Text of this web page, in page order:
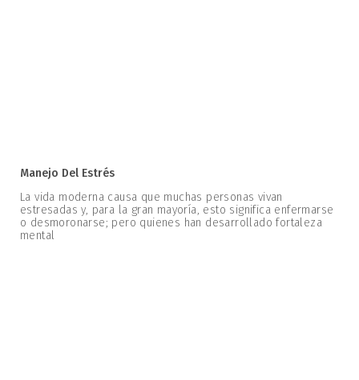
Manejo Del Estrés
La vida moderna causa que muchas personas vivan
estresadas y, para la gran mayoría, esto significa enfermarse
o desmoronarse; pero quienes han desarrollado fortaleza
mental